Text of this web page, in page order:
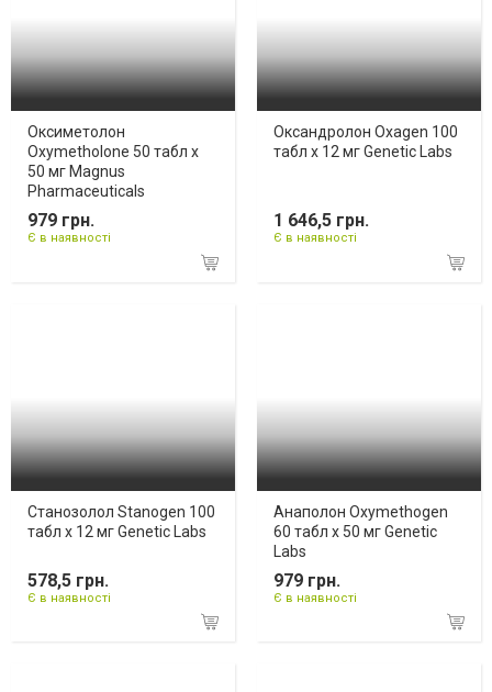
Оксиметолон
Oxymetholone 50 табл х
50 мг Magnus
Pharmaceuticals
979 грн.
Є в наявності
Оксандролон Oxagen 100
табл х 12 мг Genetic Labs
1 646,5 грн.
Є в наявності
Станозолол Stanogen 100
табл х 12 мг Genetic Labs
578,5 грн.
Є в наявності
Анаполон Oxymethogen
60 табл х 50 мг Genetic
Labs
979 грн.
Є в наявності